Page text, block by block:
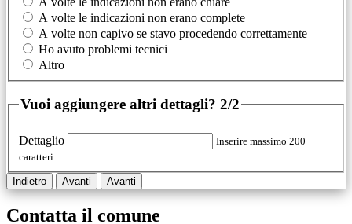
A volte le indicazioni non erano complete
A volte non capivo se stavo procedendo correttamente
Ho avuto problemi tecnici
Altro
Vuoi aggiungere altri dettagli? 2/2
Dettaglio
Inserire massimo 200
caratteri
Indietro Avanti Avanti
Contatta il comune